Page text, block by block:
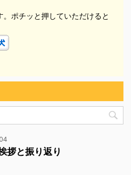
ポチッと押していただけると
拶と振り返り